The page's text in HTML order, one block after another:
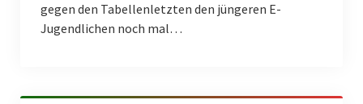
Männliche E-Jugend I
Männliche E-Jugend III
gegen den Tabellenletzten den jüngeren E-
Jugendlichen noch mal…